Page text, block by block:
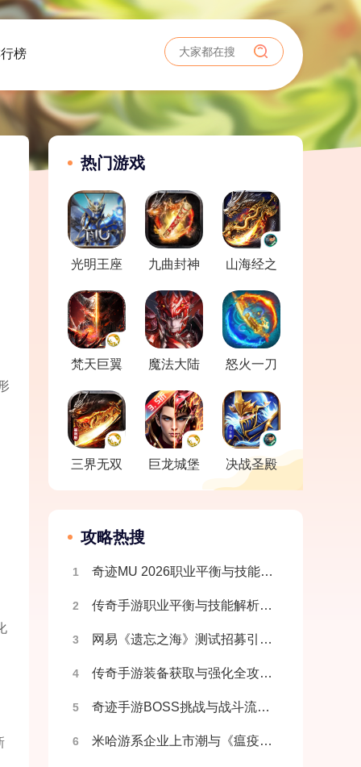
榜
热门游戏
光明王座 九曲封神 山海经之
名剑录
（已停
服）
‌梵天巨翼
之永恒
魔法大陆 怒火一刀
三界无双 巨龙城堡 决战圣殿
攻略热搜
1 奇迹MU 2026职业平衡与技能解析说明
2 传奇手游职业平衡与技能解析说明
3 网易《遗忘之海》测试招募引争议 资格码被炒至1200元
4 传奇手游装备获取与强化全攻略说明
5 奇迹手游BOSS挑战与战斗流派指南说明
6 米哈游系企业上市潮与《瘟疫3》发售同日引爆行业